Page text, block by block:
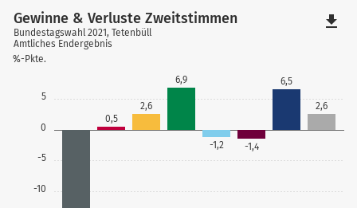
-10
-5
0
5
%-Pkte.
0,5
2,6
6,9
-1,2 -1,4
6,5
2,6
Gewinne & Verluste Zweitstimmen
Bundestagswahl 2021, Tetenbüll
Amtliches Endergebnis
file_download